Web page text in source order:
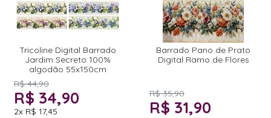
Tricoline Digital Barrado
Jardim Secreto 100%
algodão 55x150cm
R$ 44,90
R$ 34,90
2x R$ 17,45
Barrado Pano de Prato
Digital Ramo de Flores
R$ 35,90
R$ 31,90